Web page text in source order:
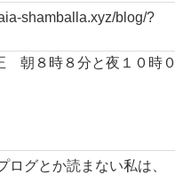
shamballa.xyz/blog/?
朝８時８分と夜１０時０
グとか読まない私は、